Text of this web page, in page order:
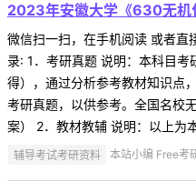
2023年安徽大学《630无机
微信扫一扫，在手机阅读 或者直
录: 1．考研真题 说明：本科目
得），通过分析参考教材知识点
考研真题，以供参考。全国名校
案） 2．教材教辅 说明：以上为
辅导考试考研资料 本站小编 Free